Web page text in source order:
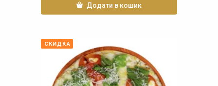
Додати в кошик
СКИДКА